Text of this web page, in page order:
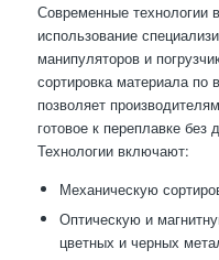
Современные
использование
манипуляторов и
сортировка материала по
позволяет
готовое к переплавке без
Технологии включают:
Механическую
Оптическую и
цветных и черных